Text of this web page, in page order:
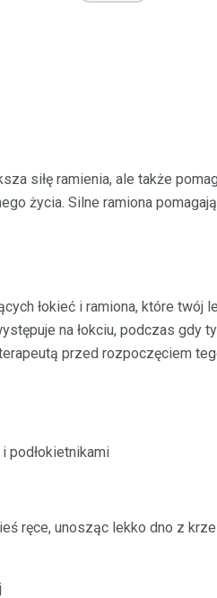
siłę ramienia, ale także
życia. Silne ramiona
łokieć i ramiona, które twój
na łokciu, podczas gdy
przed rozpoczęciem
podłokietnikami
ręce, unosząc lekko dno z